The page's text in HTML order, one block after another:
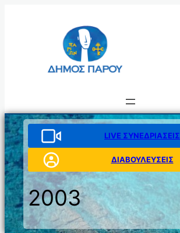
LIVE ΣΥΝΕΔΡΙΑΣΕΙΣ
ΔΙΑΒΟΥΛΕΥΣΕΙΣ
2003